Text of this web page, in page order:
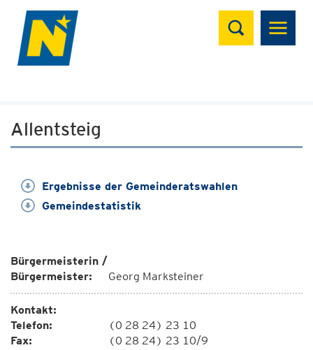
Suchen
Allentsteig
Ergebnisse der Gemeinderatswahlen
Gemeindestatistik
Bürgermeisterin /
Bürgermeister:
Georg Marksteiner
Kontakt:
Telefon:
(0 28 24) 23 10
Fax:
(0 28 24) 23 10/9